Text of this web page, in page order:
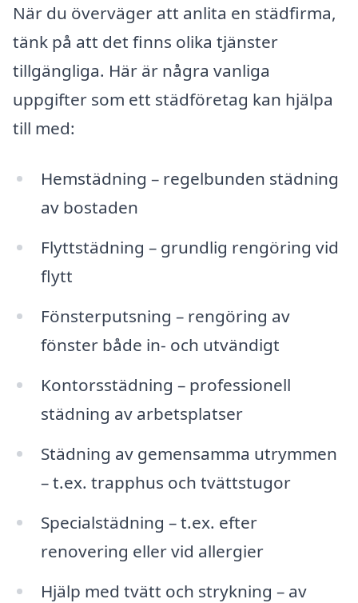
När du överväger att anlita en städfirma,
tänk på att det finns olika tjänster
tillgängliga. Här är några vanliga
uppgifter som ett städföretag kan hjälpa
till med:
Hemstädning – regelbunden städning
av bostaden
Flyttstädning – grundlig rengöring vid
flytt
Fönsterputsning – rengöring av
fönster både in- och utvändigt
Kontorsstädning – professionell
städning av arbetsplatser
Städning av gemensamma utrymmen
– t.ex. trapphus och tvättstugor
Specialstädning – t.ex. efter
renovering eller vid allergier
Hjälp med tvätt och strykning – av